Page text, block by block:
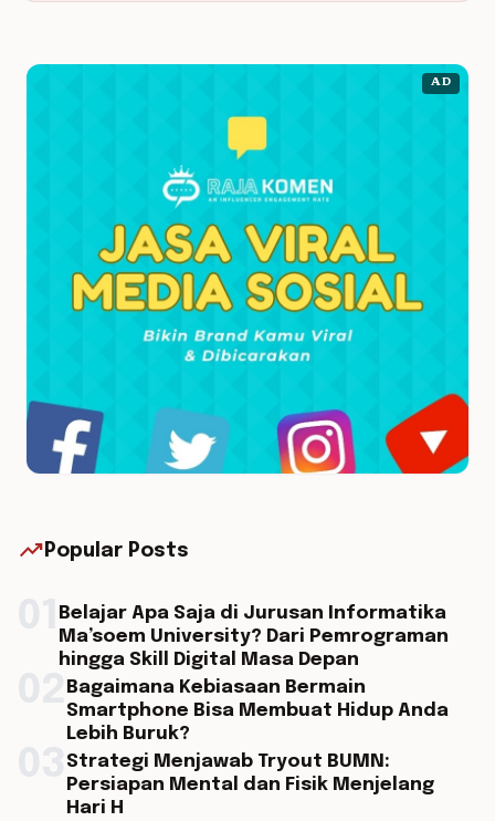
AD
trending_up Popular Posts
Belajar Apa Saja di Jurusan Informatika
Ma’soem University? Dari Pemrograman
hingga Skill Digital Masa Depan
Bagaimana Kebiasaan Bermain
Smartphone Bisa Membuat Hidup Anda
Lebih Buruk?
Strategi Menjawab Tryout BUMN:
Persiapan Mental dan Fisik Menjelang
Hari H